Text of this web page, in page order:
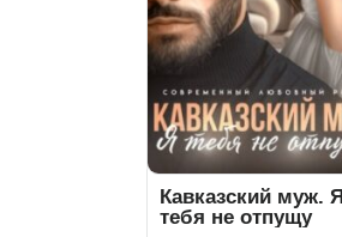
Кавказский муж. Я
тебя не отпущу